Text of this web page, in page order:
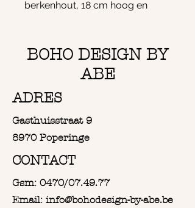
berkenhout, 18 cm hoog en
Dankzij het hartvormige
bovenstuk met gravure is het
een warm geschenk dat meteen
een glimlach oproept.
voorzien voor een persoonlijke
boodschap. Zo wordt jouw
geven, maar ook extra
betekenisvol.
Daarnaast kan de bloem
BOHO DESIGN BY
ABE
ADRES
Gasthuisstraat 9
8970 Poperinge
CONTACT
Gsm: 0470/07.49.77
Email: info@bohodesign-by-abe.be